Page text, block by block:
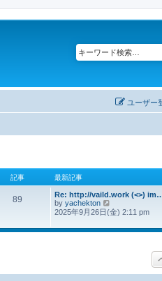
ユーザー
記事 最新記事
89
Re: http://vaild.work (<>)
by yachekton
新
事
2025年9月26日(金) 2:11 pm